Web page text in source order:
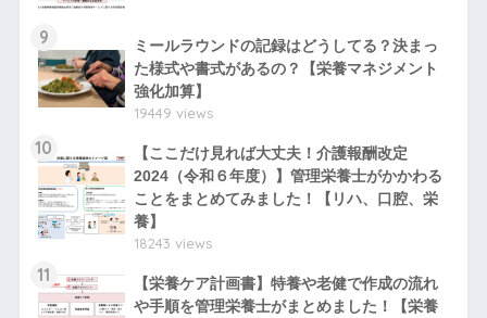
9
ミールラウンドの記録はどうしてる？決まっ
た様式や書式があるの？【栄養マネジメント
強化加算】
19449 views
10
【ここだけ見れば大丈夫！介護報酬改定
2024（令和６年度）】管理栄養士がかかわる
ことをまとめてみました！【リハ、口腔、栄
養】
18243 views
11
【栄養ケア計画書】特養や老健で作成の流れ
や手順を管理栄養士がまとめました！【栄養